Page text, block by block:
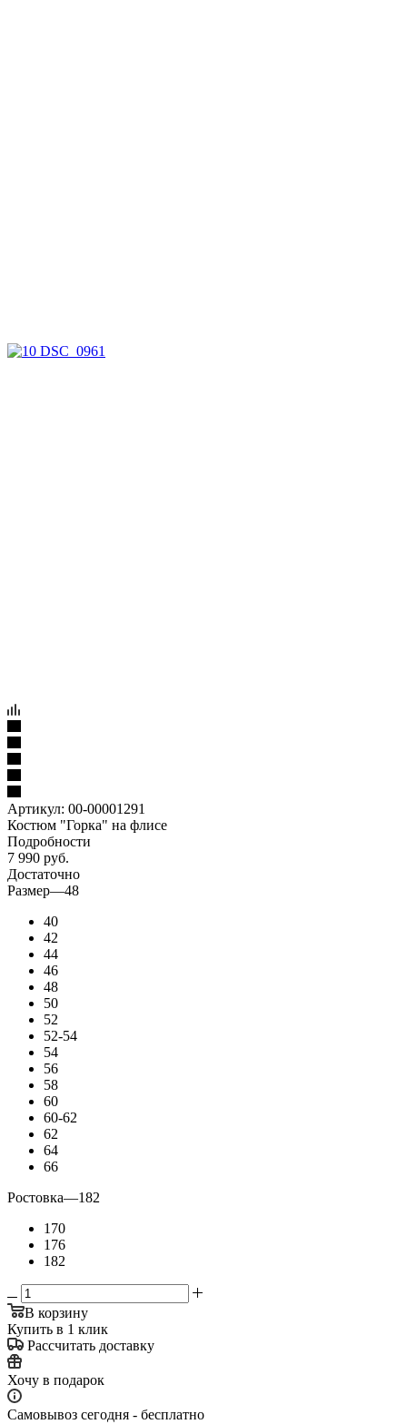
Артикул: 00-00001291
Костюм "Горка" на флисе
Подробности
7 990 руб.
Достаточно
Размер—48
40
42
44
46
48
50
52
52-54
54
56
58
60
60-62
62
64
66
Ростовка—182
170
176
182
В корзину
Купить в 1 клик
Рассчитать доставку
Хочу в подарок
Самовывоз сегодня - бесплатно